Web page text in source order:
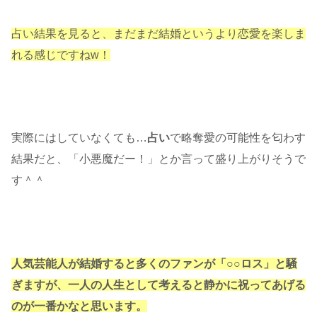
占い結果を見ると、まだまだ結婚というより恋愛を楽しま
れる感じですねw！
実際にはしていなくても…占いで略奪愛の可能性を匂わす
結果だと、「小悪魔だー！」とか言って盛り上がりそうで
す＾＾
人気芸能人が結婚すると多くのファンが「○○ロス」と騒
ぎますが、一人の人生として考えると静かに祝ってあげる
のが一番かなと思います。